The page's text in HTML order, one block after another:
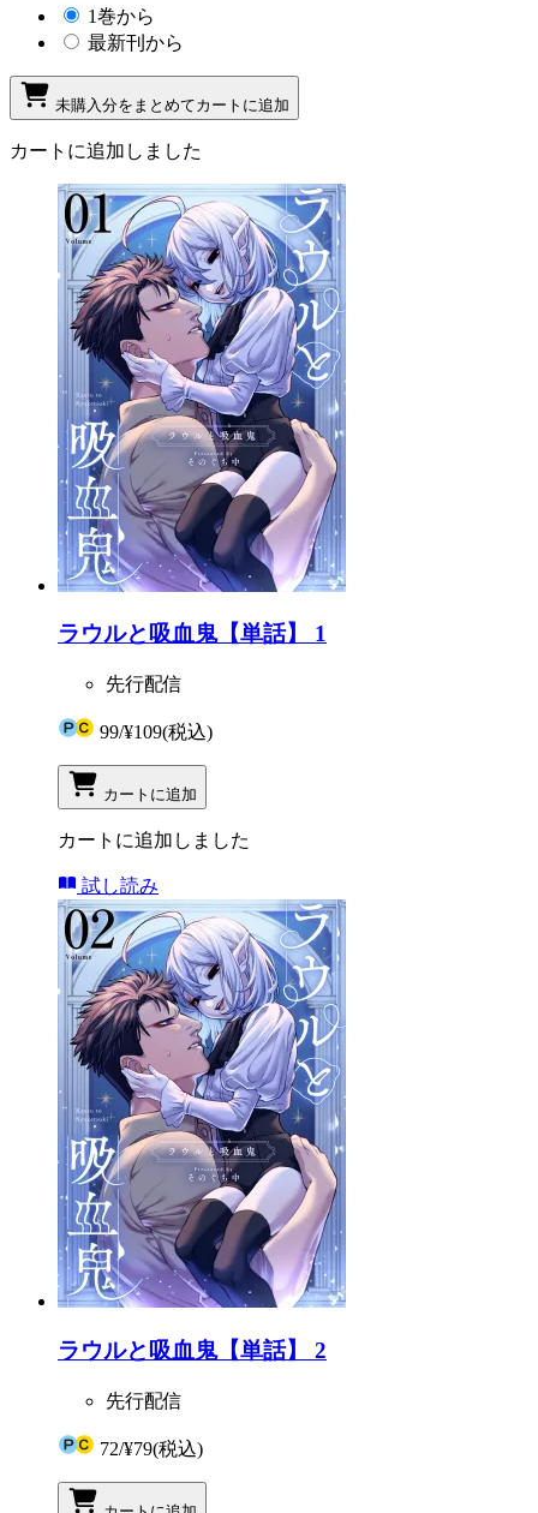
1巻から
最新刊から
未購入分をまとめてカートに追加
カートに追加しました
ラウルと吸血鬼【単話】 1
先行配信
99/¥109(税込)
カートに追加
カートに追加しました
試し読み
ラウルと吸血鬼【単話】 2
先行配信
72/¥79(税込)